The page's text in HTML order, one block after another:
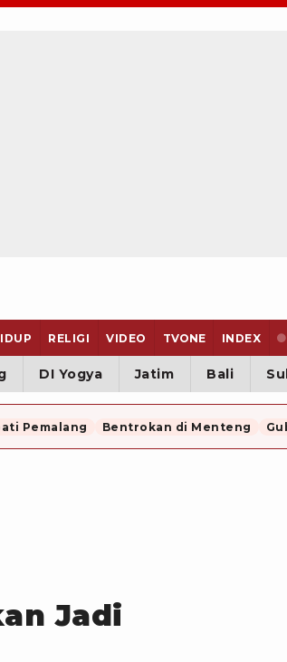
RELIGI VIDEO TVONE INDEX
DI Yogya Jatim Bali
Pemalang Bentrokan di Menteng
Jadi